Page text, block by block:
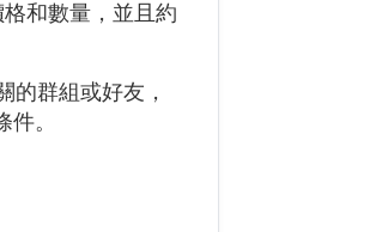
和數量，並且約
的群組或好友，
。